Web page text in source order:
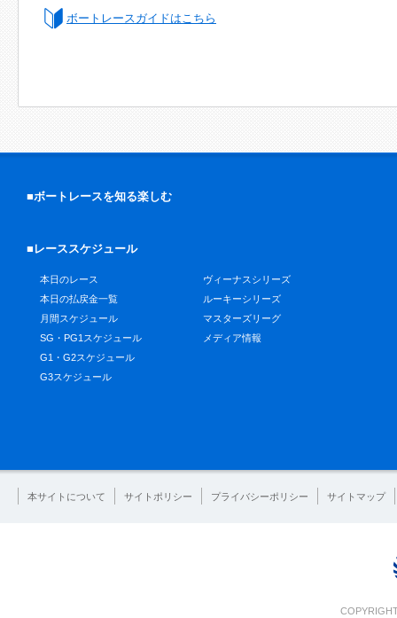
ボートレースガイドはこちら
■ボートレースを知る楽しむ
■レーススケジュール
本日のレース
本日の払戻金一覧
月間スケジュール
SG・PG1スケジュール
G1・G2スケジュール
G3スケジュール
ヴィーナスシリーズ
ルーキーシリーズ
マスターズリーグ
メディア情報
本サイトについて サイトポリシー プライバシーポリシー サイトマップ